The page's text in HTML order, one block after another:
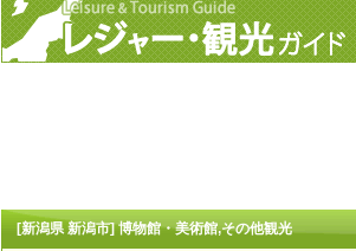
[新潟県 新潟市] 博物館・美術館,その他観光